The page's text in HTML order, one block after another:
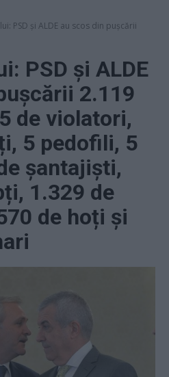
PSD și ALDE au scos din pușcării
PSD și ALDE
2.119
de violatori,
5 pedofili, 5
șantajiști,
1.329 de
de hoți și